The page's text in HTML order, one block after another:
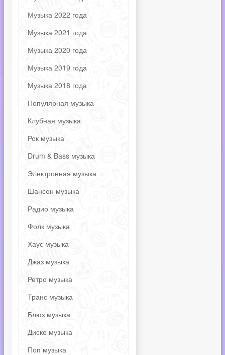
Музыка 2022 года
Музыка 2021 года
Музыка 2020 года
Музыка 2019 года
Музыка 2018 года
Популярная музыка
Клубная музыка
Рок музыка
Drum & Bass музыка
Электронная музыка
Шансон музыка
Радио музыка
Фолк музыка
Хаус музыка
Джаз музыка
Ретро музыка
Транс музыка
Блюз музыка
Диско музыка
Поп музыка